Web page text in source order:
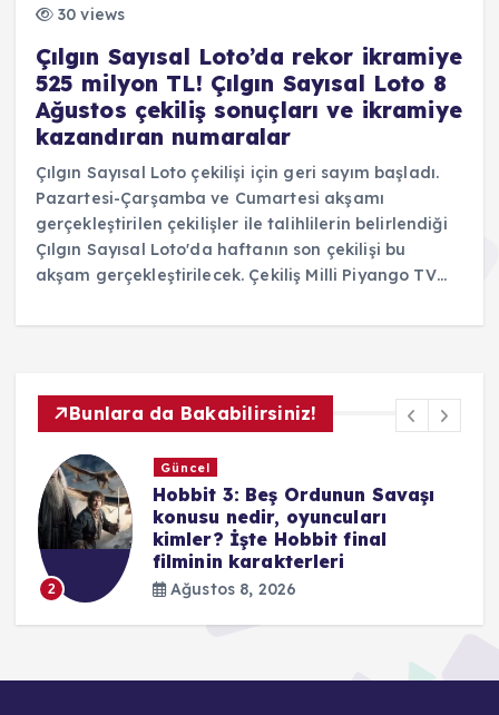
30 views
Çılgın Sayısal Loto’da rekor ikramiye
525 milyon TL! Çılgın Sayısal Loto 8
Ağustos çekiliş sonuçları ve ikramiye
kazandıran numaralar
Çılgın Sayısal Loto çekilişi için geri sayım başladı.
Pazartesi-Çarşamba ve Cumartesi akşamı
gerçekleştirilen çekilişler ile talihlilerin belirlendiği
Çılgın Sayısal Loto'da haftanın son çekilişi bu
akşam gerçekleştirilecek. Çekiliş Milli Piyango TV…
Bunlara da Bakabilirsiniz!
Güncel
Kralın Kızı (The King’s
Daughter) filmi konusu ve
oyuncu kadrosu! Kralın Kızı
(The King’s Daughter) filmi kaç
yılında çekildi?